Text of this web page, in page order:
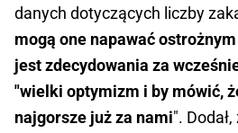
danych dotyczących liczby
mogą one napawać
jest zdecydowania za
"wielki optymizm i by mówić,
najgorsze już za nami".